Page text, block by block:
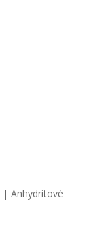
| Anhydritové